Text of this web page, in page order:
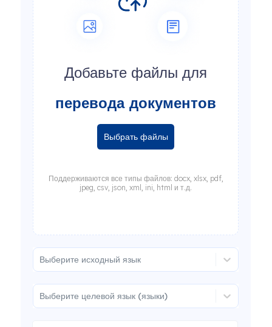
Добавьте файлы для
перевода документов
Выбрать файлы
Поддерживаются все типы файлов: docx, xlsx, pdf,
jpeg, csv, json, xml, ini, html и т.д.
Выберите исходный язык
Выберите целевой язык (языки)